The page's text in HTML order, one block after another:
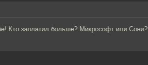
Кто заплатил больше? Микрософт или Сони?